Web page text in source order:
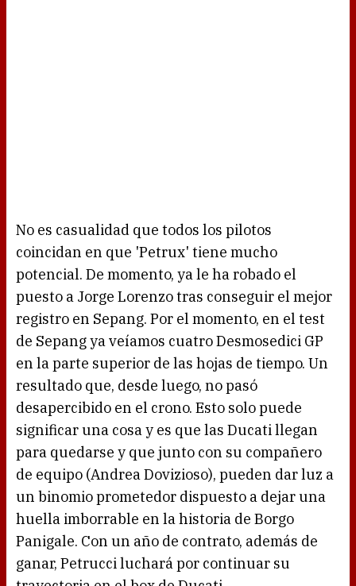
No es casualidad que todos los pilotos
coincidan en que 'Petrux' tiene mucho
potencial. De momento, ya le ha robado el
puesto a Jorge Lorenzo tras conseguir el mejor
registro en Sepang. Por el momento, en el test
de Sepang ya veíamos cuatro Desmosedici GP
en la parte superior de las hojas de tiempo. Un
resultado que, desde luego, no pasó
desapercibido en el crono. Esto solo puede
significar una cosa y es que las Ducati llegan
para quedarse y que junto con su compañero
de equipo (Andrea Dovizioso), pueden dar luz a
un binomio prometedor dispuesto a dejar una
huella imborrable en la historia de Borgo
Panigale. Con un año de contrato, además de
ganar, Petrucci luchará por continuar su